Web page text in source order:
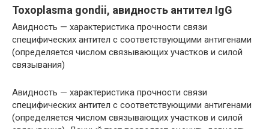
Toxoplasma gondii, авидность антител IgG
Авидность — характеристика прочности связи
специфических антител с соответствующими антигенами
(определяется числом связывающих участков и силой
связывания)
Авидность — характеристика прочности связи
специфических антител с соответствующими антигенами
(определяется числом связывающих участков и силой